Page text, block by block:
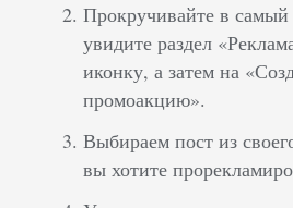
Прокручивайте в
увидите раздел
иконку, а затем на
промоакцию».
Выбираем пост из
вы хотите